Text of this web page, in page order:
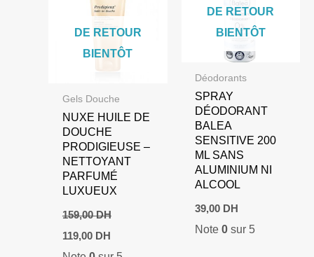
DE RETOUR
BIENTÔT
Gels Douche
NUXE HUILE DE
DOUCHE
PRODIGIEUSE –
NETTOYANT
PARFUMÉ
LUXUEUX
159,00DH
Le
prix
119,00 DHLe
DE RETOUR
BIENTÔT
Déodorants
SPRAY
DÉODORANT
BALEA
SENSITIVE 200
ML SANS
ALUMINIUM NI
ALCOOL
39,00 DH
Note0 sur 5